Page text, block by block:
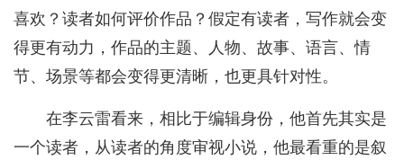
喜欢？读者如何评价作品？假定有读者，写作就会变
得更有动力，作品的主题、人物、故事、语言、情
节、场景等都会变得更清晰，也更具针对性。
在李云雷看来，相比于编辑身份，他首先其实是
一个读者，从读者的角度审视小说，他最看重的是叙